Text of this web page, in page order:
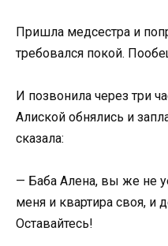
Пришла медсестра и
требовался покой.
И позвонила через три
Алиской обнялись и
сказала:
— Баба Алена, вы же не
меня и квартира своя, и
Оставайтесь!